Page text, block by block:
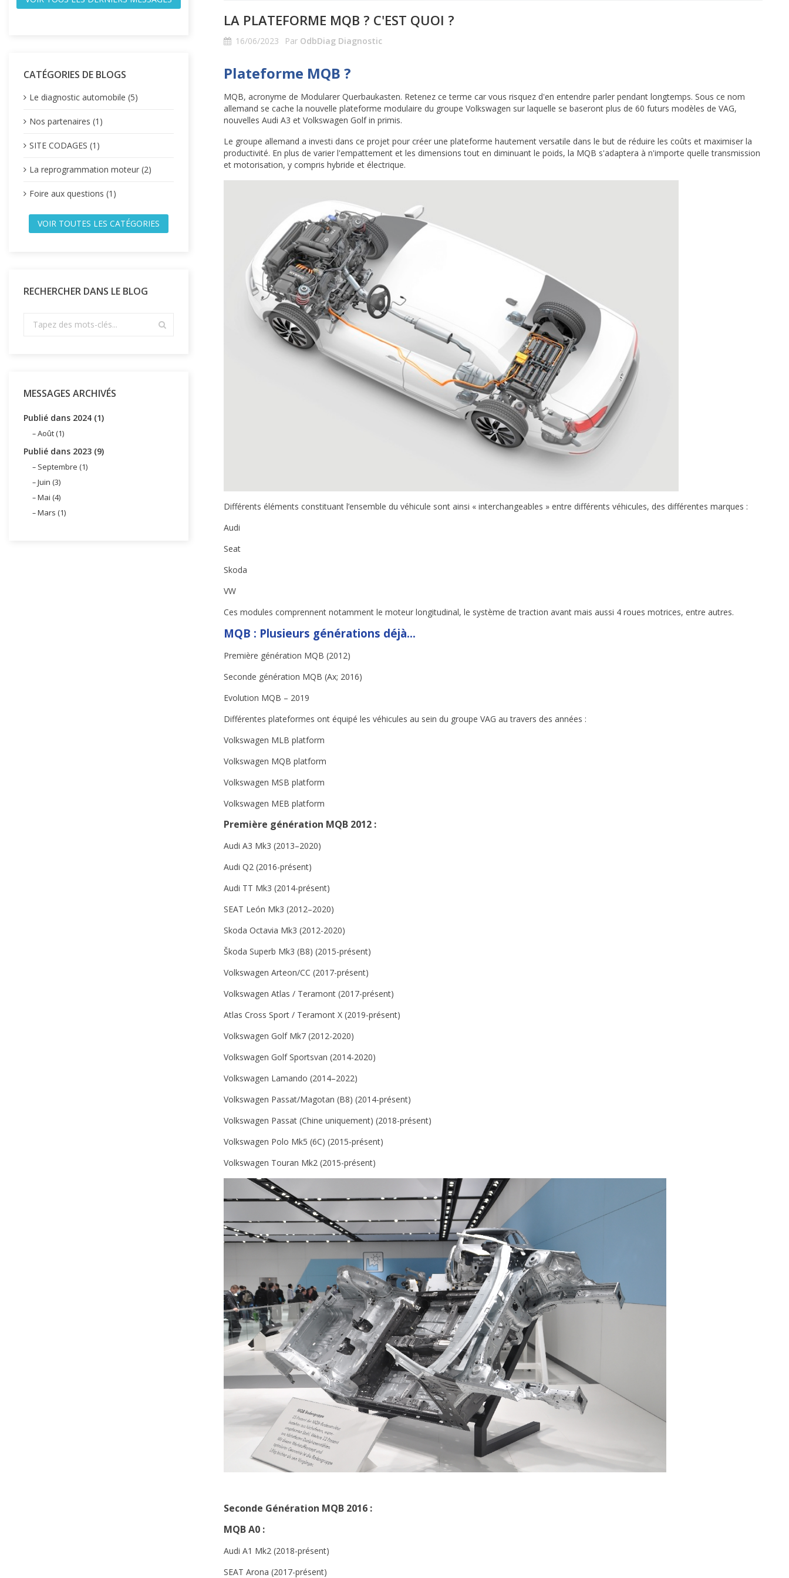
CATÉGORIES DE BLOGS
Le diagnostic automobile (5)
Nos partenaires (1)
SITE CODAGES (1)
La reprogrammation moteur (2)
Foire aux questions (1)
VOIR TOUTES LES CATÉGORIES
RECHERCHER DANS LE BLOG
MESSAGES ARCHIVÉS
Publié dans 2024 (1)
Août (1)
Publié dans 2023 (9)
Septembre (1)
Juin (3)
Mai (4)
Mars (1)
LA PLATEFORME MQB ? C'EST QUOI ?
16/06/2023 Par OdbDiag Diagnostic
Plateforme MQB ?
MQB, acronyme de Modularer Querbaukasten. Retenez ce terme car vous risquez d'en entendre parler pendant longtemps. Sous ce nom
allemand se cache la nouvelle plateforme modulaire du groupe Volkswagen sur laquelle se baseront plus de 60 futurs modèles de VAG,
nouvelles Audi A3 et Volkswagen Golf in primis.
Le groupe allemand a investi dans ce projet pour créer une plateforme hautement versatile dans le but de réduire les coûts et maximiser la
productivité. En plus de varier l'empattement et les dimensions tout en diminuant le poids, la MQB s'adaptera à n'importe quelle transmission
et motorisation, y compris hybride et électrique.
Différents éléments constituant l’ensemble du véhicule sont ainsi « interchangeables » entre différents véhicules, des différentes marques :
Audi
Seat
Skoda
VW
Ces modules comprennent notamment le moteur longitudinal, le système de traction avant mais aussi 4 roues motrices, entre autres.
MQB : Plusieurs générations déjà…
Première génération MQB (2012)
Seconde génération MQB (Ax; 2016)
Evolution MQB – 2019
Différentes plateformes ont équipé les véhicules au sein du groupe VAG au travers des années :
Volkswagen MLB platform
Volkswagen MQB platform
Volkswagen MSB platform
Volkswagen MEB platform
Première génération MQB 2012 :
Audi A3 Mk3 (2013–2020)
Audi Q2 (2016-présent)
Audi TT Mk3 (2014-présent)
SEAT León Mk3 (2012–2020)
Skoda Octavia Mk3 (2012-2020)
Škoda Superb Mk3 (B8) (2015-présent)
Volkswagen Arteon/CC (2017-présent)
Volkswagen Atlas / Teramont (2017-présent)
Atlas Cross Sport / Teramont X (2019-présent)
Volkswagen Golf Mk7 (2012-2020)
Volkswagen Golf Sportsvan (2014-2020)
Volkswagen Lamando (2014–2022)
Volkswagen Passat/Magotan (B8) (2014-présent)
Volkswagen Passat (Chine uniquement) (2018-présent)
Volkswagen Polo Mk5 (6C) (2015-présent)
Volkswagen Touran Mk2 (2015-présent)
Seconde Génération MQB 2016 :
MQB A0 :
Audi A1 Mk2 (2018-présent)
SEAT Arona (2017-présent)